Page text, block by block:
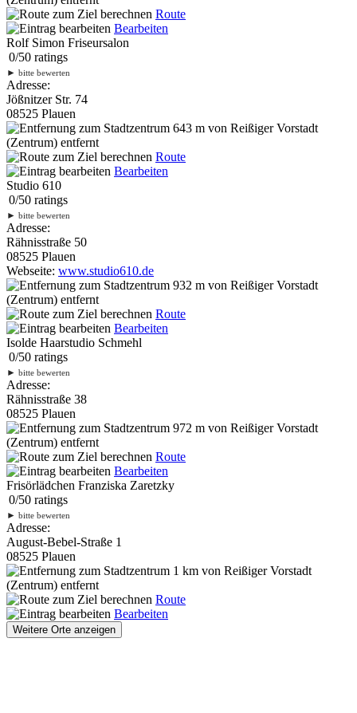
Route
Bearbeiten
Rolf Simon Friseursalon
0/50 ratings
► bitte bewerten
Adresse:
Jößnitzer Str. 74
08525 Plauen
643 m von Reißiger Vorstadt
(Zentrum) entfernt
Route
Bearbeiten
Studio 610
0/50 ratings
► bitte bewerten
Adresse:
Rähnisstraße 50
08525 Plauen
Webseite: www.studio610.de
932 m von Reißiger Vorstadt
(Zentrum) entfernt
Route
Bearbeiten
Isolde Haarstudio Schmehl
0/50 ratings
► bitte bewerten
Adresse:
Rähnisstraße 38
08525 Plauen
972 m von Reißiger Vorstadt
(Zentrum) entfernt
Route
Bearbeiten
Frisörlädchen Franziska Zaretzky
0/50 ratings
► bitte bewerten
Adresse:
August-Bebel-Straße 1
08525 Plauen
1 km von Reißiger Vorstadt
(Zentrum) entfernt
Route
Bearbeiten
Weitere Orte anzeigen